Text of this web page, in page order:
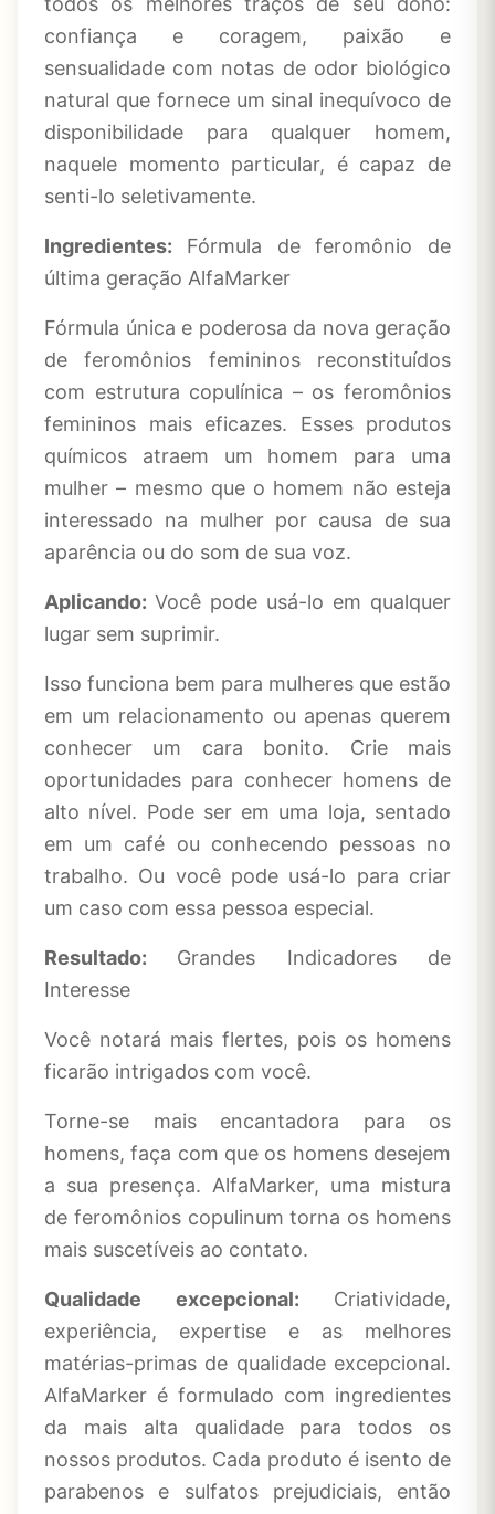
confiança e coragem, paixão e
sensualidade com notas de odor biológico
natural que fornece um sinal inequívoco de
disponibilidade para qualquer homem,
naquele momento particular, é capaz de
senti-lo seletivamente.
Ingredientes: Fórmula de feromônio de
última geração AlfaMarker
Fórmula única e poderosa da nova geração
de feromônios femininos reconstituídos
com estrutura copulínica – os feromônios
femininos mais eficazes. Esses produtos
químicos atraem um homem para uma
mulher – mesmo que o homem não esteja
interessado na mulher por causa de sua
aparência ou do som de sua voz.
Aplicando: Você pode usá-lo em qualquer
lugar sem suprimir.
Isso funciona bem para mulheres que estão
em um relacionamento ou apenas querem
conhecer um cara bonito. Crie mais
oportunidades para conhecer homens de
alto nível. Pode ser em uma loja, sentado
em um café ou conhecendo pessoas no
trabalho. Ou você pode usá-lo para criar
um caso com essa pessoa especial.
Resultado: Grandes Indicadores de
Interesse
Você notará mais flertes, pois os homens
ficarão intrigados com você.
Torne-se mais encantadora para os
homens, faça com que os homens desejem
a sua presença. AlfaMarker, uma mistura
de feromônios copulinum torna os homens
mais suscetíveis ao contato.
Qualidade excepcional: Criatividade,
experiência, expertise e as melhores
matérias-primas de qualidade excepcional.
AlfaMarker é formulado com ingredientes
da mais alta qualidade para todos os
nossos produtos. Cada produto é isento de
parabenos e sulfatos prejudiciais, então